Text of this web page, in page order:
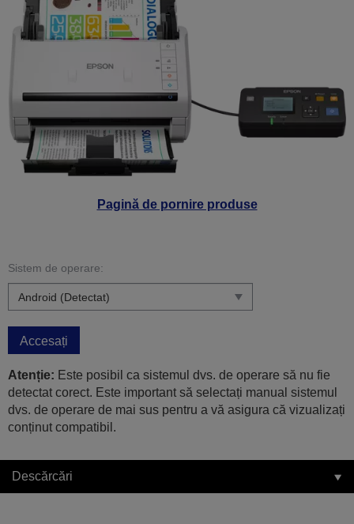
Pagină de pornire produse
Sistem de operare:
Accesați
Atenție: Este posibil ca sistemul dvs. de operare să nu fie
detectat corect. Este important să selectați manual sistemul
dvs. de operare de mai sus pentru a vă asigura că vizualizați
conținut compatibil.
Descărcări